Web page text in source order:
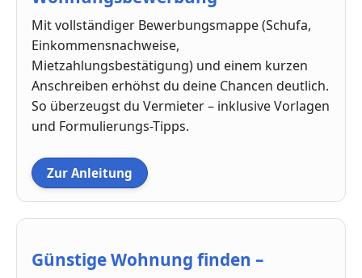
Mit vollständiger Bewerbungsmappe (Schufa,
Einkommensnachweise,
Mietzahlungsbestätigung) und einem kurzen
Anschreiben erhöhst du deine Chancen deutlich.
So überzeugst du Vermieter – inklusive Vorlagen
und Formulierungs-Tipps.
Zur Anleitung
Günstige Wohnung finden –